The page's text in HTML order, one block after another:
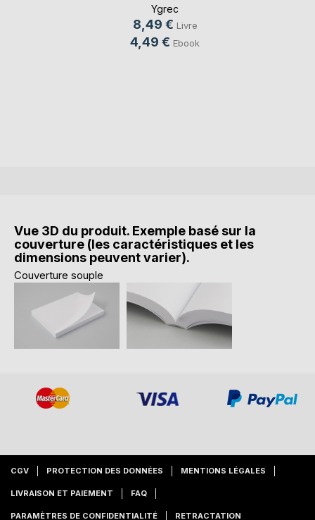
Ygrec
8,49 € Livre
4,49 € Ebook
Vue 3D du produit. Exemple basé sur la
couverture (les caractéristiques et les
dimensions peuvent varier).
Couverture souple
CGV PROTECTION DES DONNÉES MENTIONS LÉGALES
LIVRAISON ET PAIEMENT FAQ
PARAMÈTRES DE CONFIDENTIALITÉ RETRACTATION